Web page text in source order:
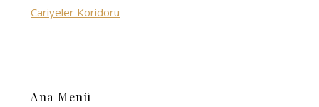
Cariyeler Koridoru
Ana Menü